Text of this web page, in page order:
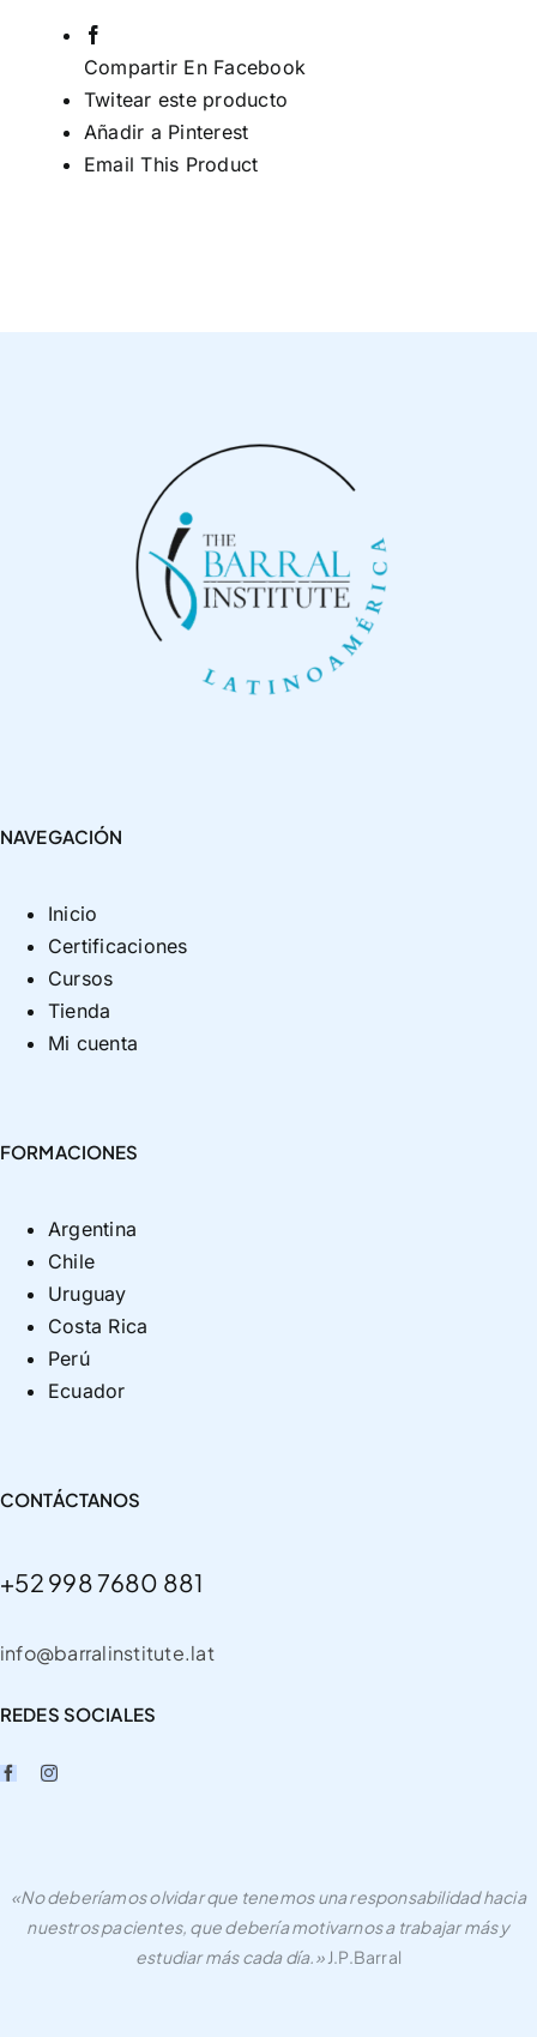
Compartir En Facebook
Twitear este producto
Añadir a Pinterest
Email This Product
NAVEGACIÓN
Inicio
Certificaciones
Cursos
Tienda
Mi cuenta
FORMACIONES
Argentina
Chile
Uruguay
Costa Rica
Perú
Ecuador
CONTÁCTANOS
+52 998 7680 881
info@barralinstitute.lat
REDES SOCIALES
«No deberíamos olvidar que tenemos una responsabilidad hacia
nuestros pacientes, que debería motivarnos a trabajar más y
estudiar más cada día.»J.P.Barral